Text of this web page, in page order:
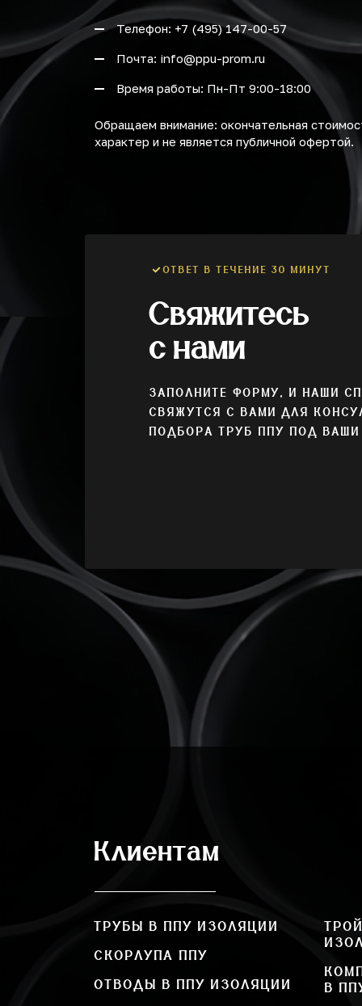
Телефон: +7 (495) 147-00-57
Почта: info@ppu-prom.ru
Время работы: Пн-Пт 9:00-18:00
Обращаем внимание: окончательная
характер и не является публичной офертой.
ОТВЕТ В ТЕЧЕНИЕ 30 МИНУТ
Свяжитесь
с нами
ЗАПОЛНИТЕ ФОРМУ, И НАШИ
СВЯЖУТСЯ С ВАМИ ДЛЯ
ПОДБОРА ТРУБ ППУ ПОД ВАШИ
Клиентам
ТРУБЫ В ППУ ИЗОЛЯЦИИ
СКОРЛУПА ППУ
ОТВОДЫ В ППУ ИЗОЛЯЦИИ
В